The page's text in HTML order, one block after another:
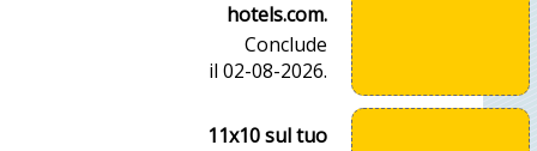
hotels.com.
Conclude
il 02-08-2026.
11x10 sul tuo